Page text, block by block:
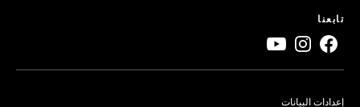
تابعنا
إعدادات البيانات